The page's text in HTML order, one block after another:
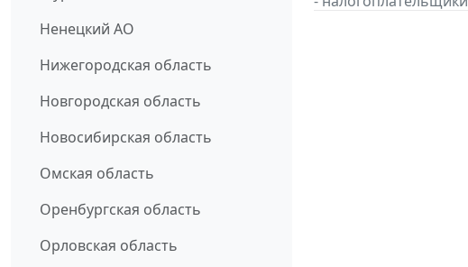
Ненецкий АО
Нижегородская область
Новгородская область
Новосибирская область
Омская область
Оренбургская область
Орловская область